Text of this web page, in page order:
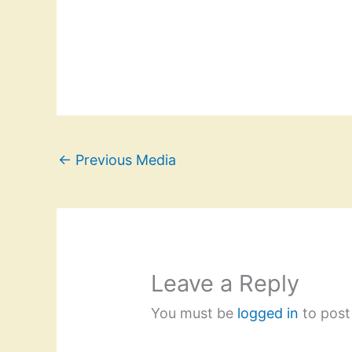
← Previous Media
Leave a Reply
You must be logged in to